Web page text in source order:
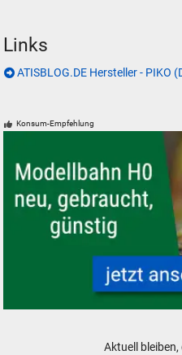
Links
ATISBLOG.DE Hersteller - PIKO
Konsum-Empfehlung
Aktuell